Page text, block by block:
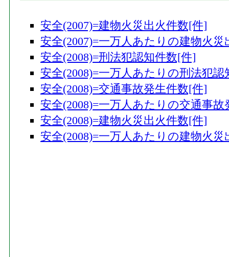
安全(2007)=建物火災出火件数[件]
安全(2007)=一万人あたりの建物火災
安全(2008)=刑法犯認知件数[件]
安全(2008)=一万人あたりの刑法犯認
安全(2008)=交通事故発生件数[件]
安全(2008)=一万人あたりの交通事故
安全(2008)=建物火災出火件数[件]
安全(2008)=一万人あたりの建物火災